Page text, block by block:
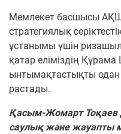
Мемлекет басшысы АҚШ
стратегиялық
ұстанымы үшін
қатар еліміздің
ынтымақтастықты одан
растады.
Қасым-Жомарт Тоқаев
саулық және жауапты